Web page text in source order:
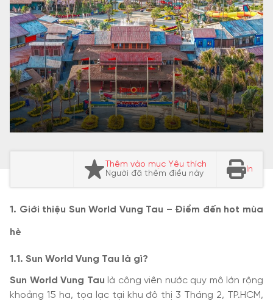
Thêm vào mục Yêu thích
Người đã thêm điều này
In
1. Giới thiệu Sun World Vung Tau – Điểm đến hot mùa
hè
1.1. Sun World Vung Tau là gì?
Sun World Vung Tau là công viên nước quy mô lớn rộng
khoảng 15 ha, tọa lạc tại khu đô thị 3 Tháng 2, TP.HCM,